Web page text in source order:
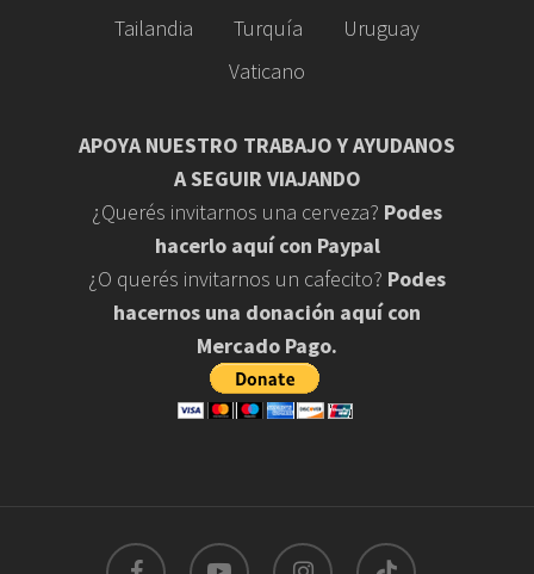
Tailandia
Turquía
Uruguay
Vaticano
APOYA NUESTRO TRABAJO Y AYUDANOS
A SEGUIR VIAJANDO
¿Querés invitarnos una cerveza? Podes
hacerlo aquí con Paypal
¿O querés invitarnos un cafecito? Podes
hacernos una donación aquí con
Mercado Pago.
facebook youtube instagram tiktok